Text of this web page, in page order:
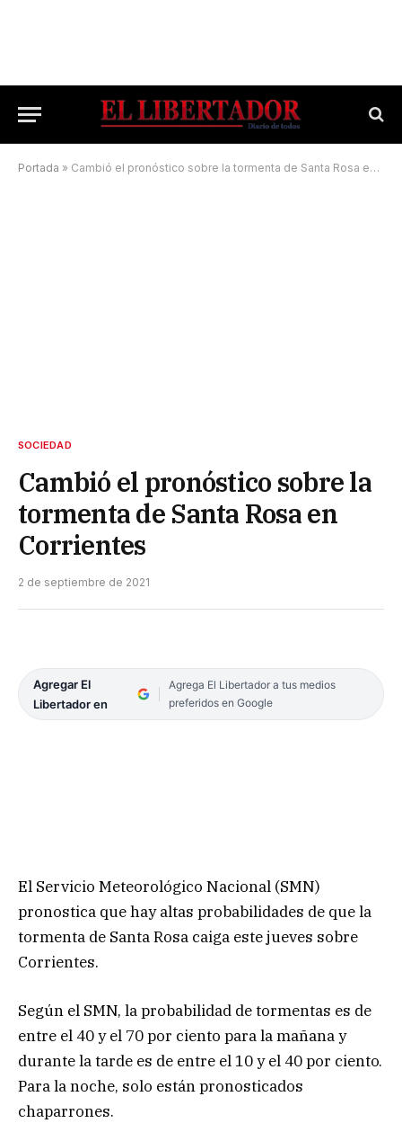
Portada » Cambió el pronóstico sobre la tormenta de Santa Rosa en Corrientes
SOCIEDAD
Cambió el pronóstico sobre la
tormenta de Santa Rosa en
Corrientes
2 de septiembre de 2021
Agregar El
Libertador en
Agrega El Libertador a tus medios
preferidos en Google
El Servicio Meteorológico Nacional (SMN)
pronostica que hay altas probabilidades de que la
tormenta de Santa Rosa caiga este jueves sobre
Corrientes.
Según el SMN, la probabilidad de tormentas es de
entre el 40 y el 70 por ciento para la mañana y
durante la tarde es de entre el 10 y el 40 por ciento.
Para la noche, solo están pronosticados
chaparrones.